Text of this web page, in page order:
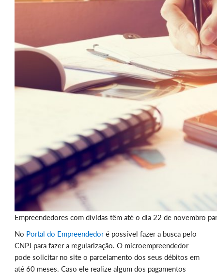
Empreendedores com dívidas têm até o dia 22 de novembro
No Portal do Empreendedoré possível fazer a busca pelo
CNPJ para fazer a regularização. O microempreendedor
pode solicitar no site o parcelamento dos seus débitos em
até 60 meses. Caso ele realize algum dos pagamentos